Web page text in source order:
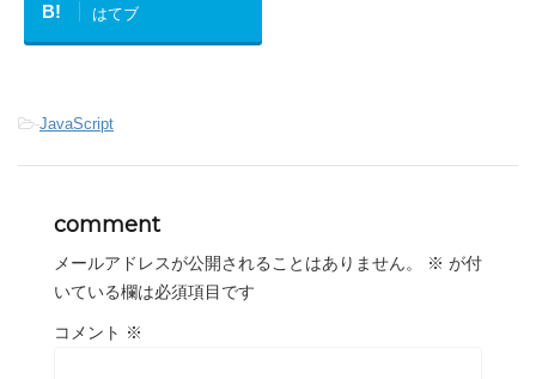
B! はてブ
-JavaScript
comment
メールアドレスが公開されることはありません。 ※ が付
いている欄は必須項目です
コメント ※